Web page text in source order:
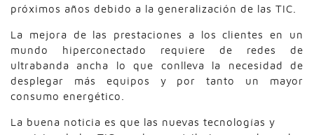
próximos años debido a la generalización de las TIC.
La mejora de las prestaciones a los clientes en un
mundo hiperconectado requiere de redes de
ultrabanda ancha lo que conlleva la necesidad de
desplegar más equipos y por tanto un mayor
consumo energético.
La buena noticia es que las nuevas tecnologías y